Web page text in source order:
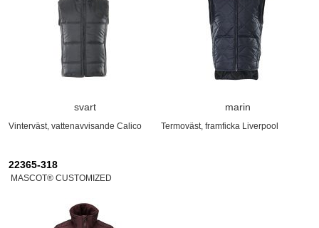
svart
Vinterväst, vattenavvisande Calico
marin
Termoväst, framficka Liverpool
22365-318
MASCOT® CUSTOMIZED